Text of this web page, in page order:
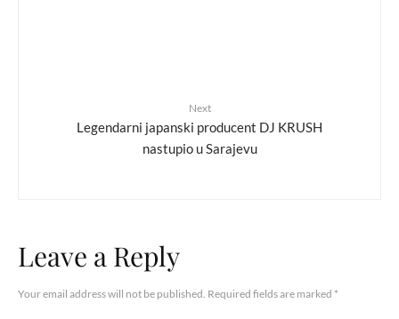
Next
Legendarni japanski producent DJ KRUSH
nastupio u Sarajevu
Leave a Reply
Your email address will not be published. Required fields are marked *